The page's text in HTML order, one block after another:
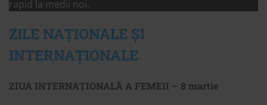
rapid la medii noi.
ZILE NAȚIONALE ȘI
INTERNAȚIONALE
ZIUA INTERNAȚIONALĂ A FEMEII – 8 martie